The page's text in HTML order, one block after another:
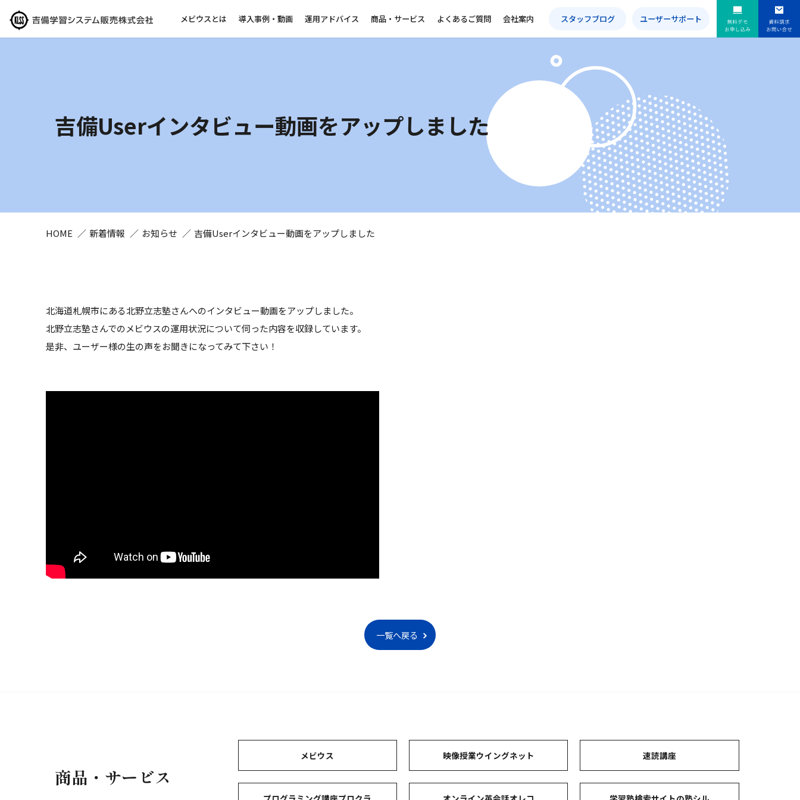
メビウスとは 導入事例・動画 運用アドバイス 商品・サービス よくあるご質問 会社案内 スタッフブログ ユーザーサポート
吉備Userインタビュー動画をアップしました
HOME 新着情報 お知らせ 吉備Userインタビュー動画をアップしました
北海道札幌市にある北野立志塾さんへのインタビュー動画をアップしました。
北野立志塾さんでのメビウスの運用状況について伺った内容を収録しています。
是非、ユーザー様の生の声をお聞きになってみて下さい！
一覧へ戻る
商品・サービス
メビウス 映像授業ウイングネット 速読講座